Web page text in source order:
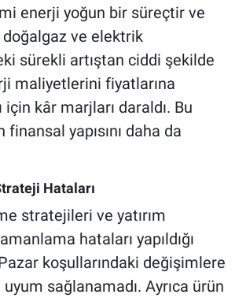
enerji yoğun bir süreçtir ve
ve elektrik
sürekli artıştan ciddi şekilde
maliyetlerini fiyatlarına
için kâr marjları daraldı. Bu
yapısını daha da
Hataları
stratejileri ve yatırım
hataları yapıldığı
koşullarındaki değişimlere
uyum sağlanamadı. Ayrıca ürün